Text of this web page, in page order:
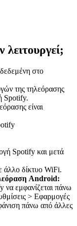
στο
της τηλεόρασης
Spotify.
είναι
Spotify και μετά
άλλο δίκτυο WiFi.
Android:
να εμφανίζεται πάνω
> Εφαρμογές
πάνω από άλλες